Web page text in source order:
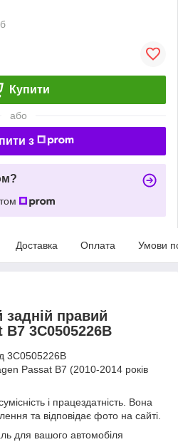
Купити
або
з
Доставка Оплата Умови
правий
3C0505226B
3C0505226B
Passat B7 (2010-2014 років
і працездатність. Вона
та відповідає фото на сайті.
для вашого автомобіля